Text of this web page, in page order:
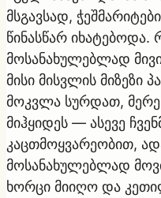
მსგავსად,
წინასწარ იხატებოდა.
მოსანახულებლად
მისი მისვლის მიზეზი
მოკვლა სურდათ,
მიჰყიდეს — ასევე
კაცთმოყვარეობით,
მოსანახულებლად
ხორცი მიიღო და